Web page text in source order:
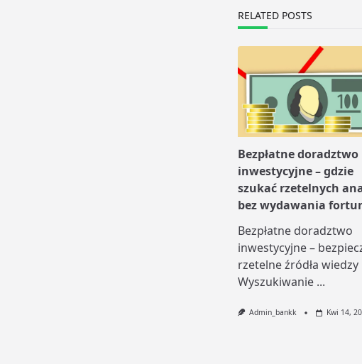
RELATED POSTS
Bezpłatne doradztwo
inwestycyjne – gdzie
szukać rzetelnych
bez wydawania
Bezpłatne doradztwo
inwestycyjne –
rzetelne źródła wiedzy
Wyszukiwanie ...
Admin_bankk Kwi 14,